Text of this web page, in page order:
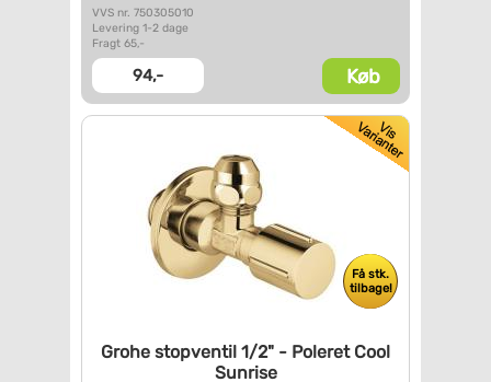
VVS nr. 750305010
Levering 1-2 dage
Fragt 65,-
94,- Køb
Få stk.
tilbage!
Grohe stopventil 1/2" - Poleret Cool
Sunrise